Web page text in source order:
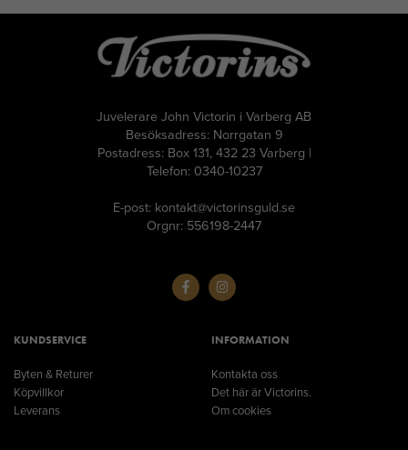
Juvelerare John Victorin i Varberg AB
Besöksadress: Norrgatan 9
Postadress: Box 131, 432 23 Varberg |
Telefon: 0340-10237
E-post: kontakt@victorinsguld.se
Orgnr: 556198-2447
KUNDSERVICE
Byten & Returer
Köpvillkor
Leverans
INFORMATION
Kontakta oss
Det här är Victorins.
Om cookies